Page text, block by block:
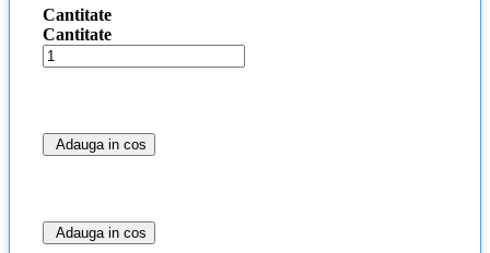
Cantitate
Cantitate
Adauga in cos
Adauga in cos